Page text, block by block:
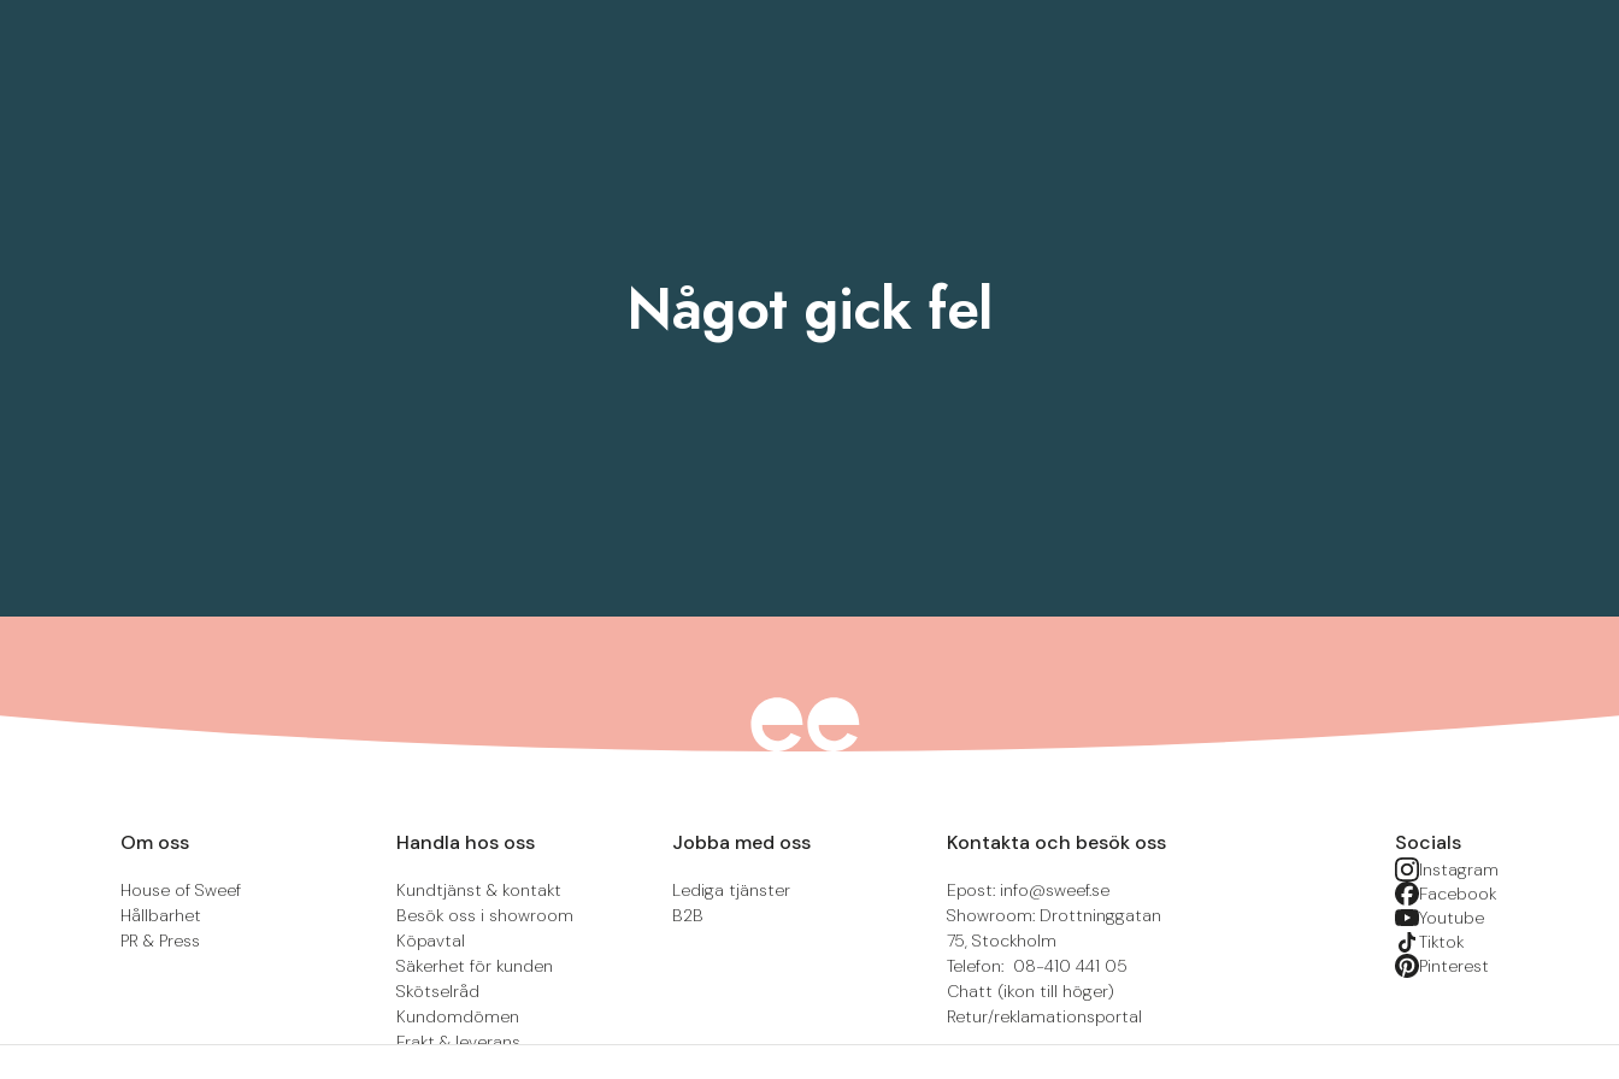
Något gick fel
Om oss
House of Sweef
Hållbarhet
PR & Press
Handla hos oss
Kundtjänst & kontakt
Besök oss i showroom
Köpavtal
Säkerhet för kunden
Skötselråd
Kundomdömen
Frakt & leverans
Jobba med oss
Lediga tjänster
B2B
Kontakta och besök oss
Epost: info@sweef.se
Showroom: Drottninggatan
75, Stockholm
Telefon: 08-410 441 05
Chatt (ikon till höger)
Retur/reklamationsportal
Socials
Instagram
Facebook
Youtube
Tiktok
Pinterest